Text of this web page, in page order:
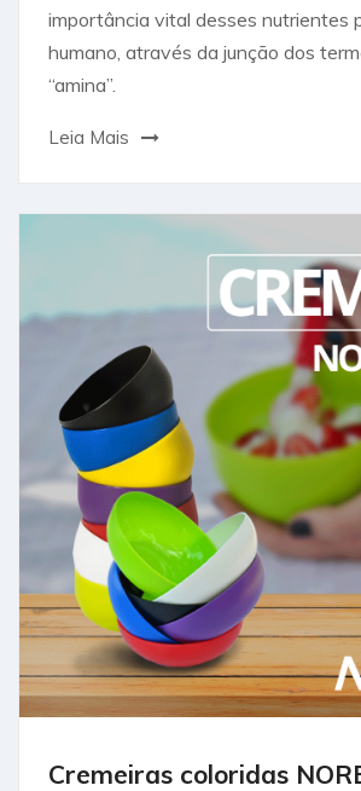
importância vital desses nutrientes
humano, através da junção dos
“amina”.
Leia Mais
Cremeiras coloridas